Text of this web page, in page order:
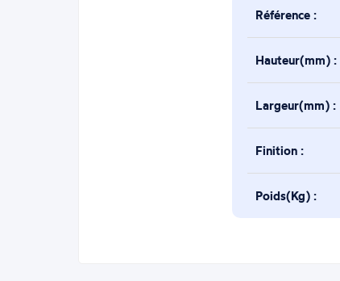
Référence :
Hauteur(mm) :
Largeur(mm) :
Finition :
Poids(Kg) :